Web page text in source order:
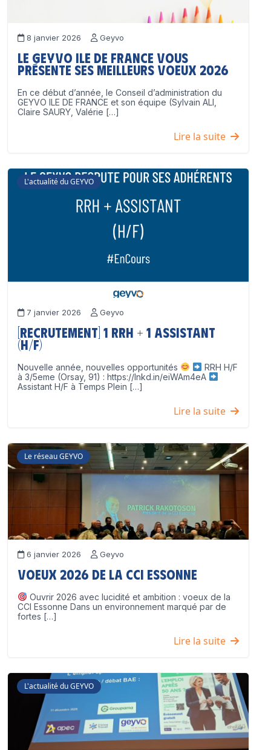
8 janvier 2026 Geyvo
Le GEYVO Ile de France vous
présente ses meilleurs voeux 2026
En ce début d’année, le Conseil d’administration du
GEYVO ILE DE FRANCE et son équipe (Sylvain ALI,
Claire SAURY, Valérie […]
Lire la suite
L'actualité du GEYVO
7 janvier 2026 Geyvo
[Recrutement] 1 RRH + 1 Assistant
(H/F)
Nouvelle année, nouvelles opportunités
RRH H/F
à 3/5eme (Orsay, 91) : https://lnkd.in/eiWAm4eA
Assistant H/F à Temps Plein […]
Lire la suite
Le réseau GEYVO
6 janvier 2026 Geyvo
Voeux 2026 de la CCI Essonne
Ouvrir 2026 avec lucidité et ambition : voeux de la
CCI Essonne Dans un environnement marqué par de
fortes […]
Lire la suite
L'actualité du GEYVO